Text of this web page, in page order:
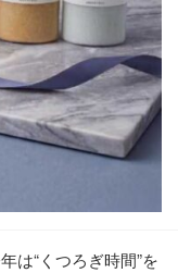
は“くつろぎ時間”を